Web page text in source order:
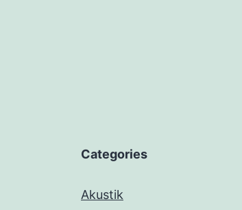
Categories
Akustik